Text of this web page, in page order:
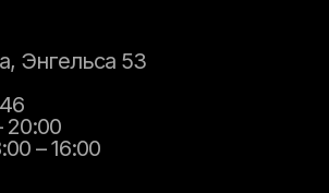
Энгельса 53
20:00
– 16:00